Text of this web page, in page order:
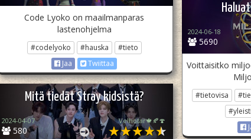
Code Lyoko on maailmanparas
lastenohjelma
#codelyoko #hauska
#tieto
Jaa
Twiittaa
5690
2024-06-18
Voittaisitko
#tietovisa
Mitä tiedät Stray kidsistä?
580
2024-04-07 Velhotar🍁🍂🍄